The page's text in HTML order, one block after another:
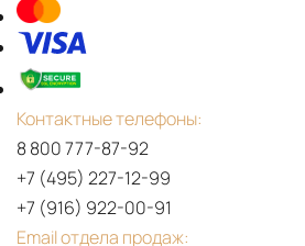
Контактные телефоны:
8 800 777-87-92
+7 (495) 227-12-99
+7 (916) 922-00-91
Email отдела продаж: